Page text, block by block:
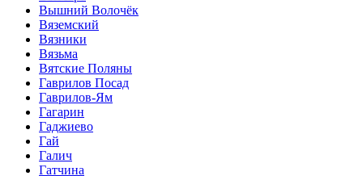
Вышний Волочёк
Вяземский
Вязники
Вязьма
Вятские Поляны
Гаврилов Посад
Гаврилов-Ям
Гагарин
Гаджиево
Гай
Галич
Гатчина